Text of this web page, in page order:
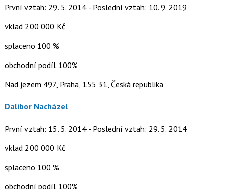
První vztah: 29. 5. 2014 - Poslední vztah: 10. 9. 2019
vklad 200 000 Kč
splaceno 100 %
obchodní podíl 100%
Nad jezem 497, Praha, 155 31, Česká republika
Dalibor Nacházel
První vztah: 15. 5. 2014 - Poslední vztah: 29. 5. 2014
vklad 200 000 Kč
splaceno 100 %
obchodní podíl 100%